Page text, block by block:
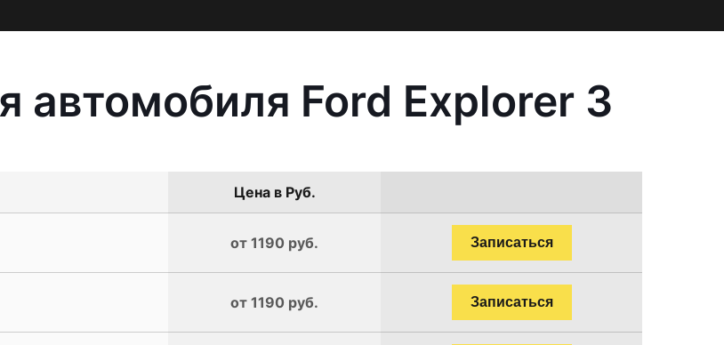
автомобиля Ford Explorer 3
Цена в Руб.
от 1190 руб. Записаться
от 1190 руб. Записаться